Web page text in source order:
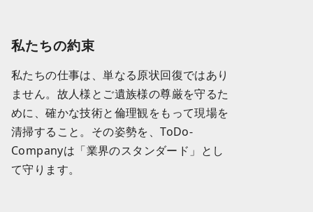
私たちの約束
私たちの仕事は、単なる原状回復ではあり
ません。故人様とご遺族様の尊厳を守るた
めに、確かな技術と倫理観をもって現場を
清掃すること。その姿勢を、ToDo-
Companyは「業界のスタンダード」とし
て守ります。